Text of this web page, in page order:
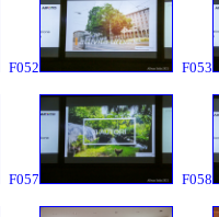
F052 F053
F057 F058